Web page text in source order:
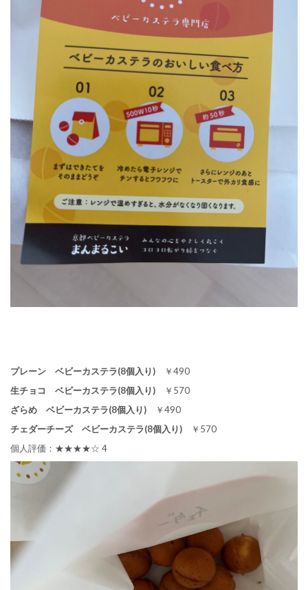
プレーン ベビーカステラ(8個入り) ￥490
生チョコ ベビーカステラ(8個入り) ￥570
ざらめ ベビーカステラ(8個入り) ￥490
チェダーチーズ ベビーカステラ(8個入り) ￥570
個人評価：★★★★☆ 4